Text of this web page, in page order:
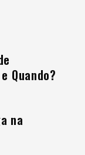
Quando?
na